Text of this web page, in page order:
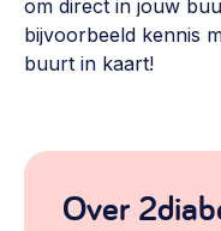
Energiecollectieven,
Meebeslissen
Samenwerken en
Lobbyen, invloed
om direct in jouw
bijvoorbeeld kennis
buurt in kaart!
Over